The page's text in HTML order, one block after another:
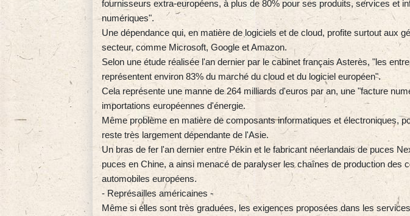
fournisseurs extra-européens, à plus de 80% pour ses produits, services et
numériques".
Une dépendance qui, en matière de logiciels et de cloud, profite surtout aux
secteur, comme Microsoft, Google et Amazon.
Selon une étude réalisée l'an dernier par le cabinet français Asterès, "les
représentent environ 83% du marché du cloud et du logiciel européen".
Cela représente une manne de 264 milliards d'euros par an, une "facture
importations européennes d'énergie.
Même problème en matière de composants informatiques et électroniques,
reste très largement dépendante de l'Asie.
Un bras de fer l'an dernier entre Pékin et le fabricant néerlandais de puces
puces en Chine, a ainsi menacé de paralyser les chaînes de production des
automobiles européens.
- Représailles américaines -
Même si elles sont très graduées, les exigences proposées dans les